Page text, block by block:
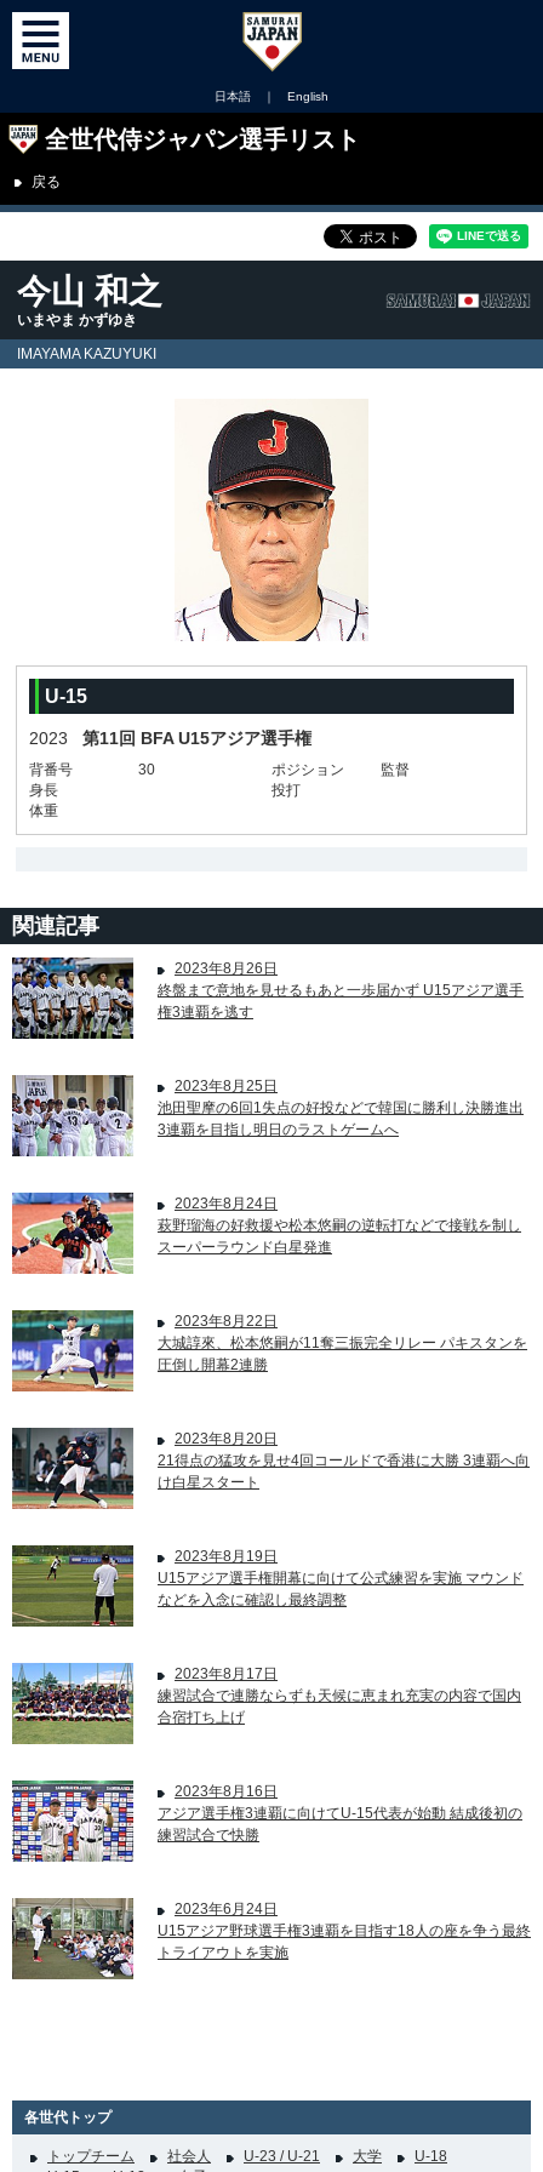
日本語 ｜ English
全世代侍ジャパン選手リスト
戻る
今山 和之
いまやま かずゆき
IMAYAMA KAZUYUKI
U-15
2023 第11回 BFA U15アジア選手権
背番号 30 ポジション
監督
身長
投打
体重
関連記事
2023年8月26日
終盤まで意地を見せるもあと一歩届かず U15アジア選手
権3連覇を逃す
2023年8月25日
池田聖摩の6回1失点の好投などで韓国に勝利し決勝進出
3連覇を目指し明日のラストゲームへ
2023年8月24日
萩野瑠海の好救援や松本悠嗣の逆転打などで接戦を制し
スーパーラウンド白星発進
2023年8月22日
大城諄來、松本悠嗣が11奪三振完全リレー パキスタンを
圧倒し開幕2連勝
2023年8月20日
21得点の猛攻を見せ4回コールドで香港に大勝 3連覇へ向
け白星スタート
2023年8月19日
U15アジア選手権開幕に向けて公式練習を実施 マウンド
などを入念に確認し最終調整
2023年8月17日
練習試合で連勝ならずも天候に恵まれ充実の内容で国内
合宿打ち上げ
2023年8月16日
アジア選手権3連覇に向けてU-15代表が始動 結成後初の
練習試合で快勝
2023年6月24日
U15アジア野球選手権3連覇を目指す18人の座を争う最終
トライアウトを実施
各世代トップ
トップチーム 社会人 U-23 / U-21 大学
U-18